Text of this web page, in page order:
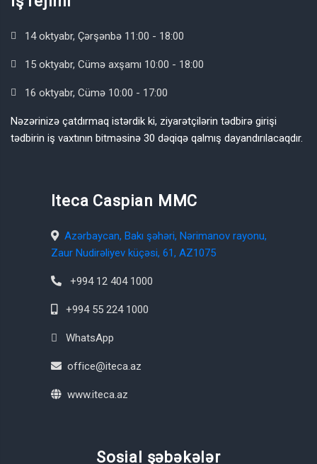
14 oktyabr, Çərşənbə 11:00 - 18:00
15 oktyabr, Cümə axşamı 10:00 - 18:00
16 oktyabr, Cümə 10:00 - 17:00
Nəzərinizə çatdırmaq istərdik ki, ziyarətçilərin tədbirə girişi
tədbirin iş vaxtının bitməsinə 30 dəqiqə qalmış dayandırılacaqdır.
Iteca Caspian MMC
Azərbaycan, Bakı şəhəri, Nərimanov rayonu,
Zaur Nudirəliyev küçəsi, 61, AZ1075
+994 12 404 1000
+994 55 224 1000
WhatsApp
office@iteca.az
www.iteca.az
Sosial şəbəkələr